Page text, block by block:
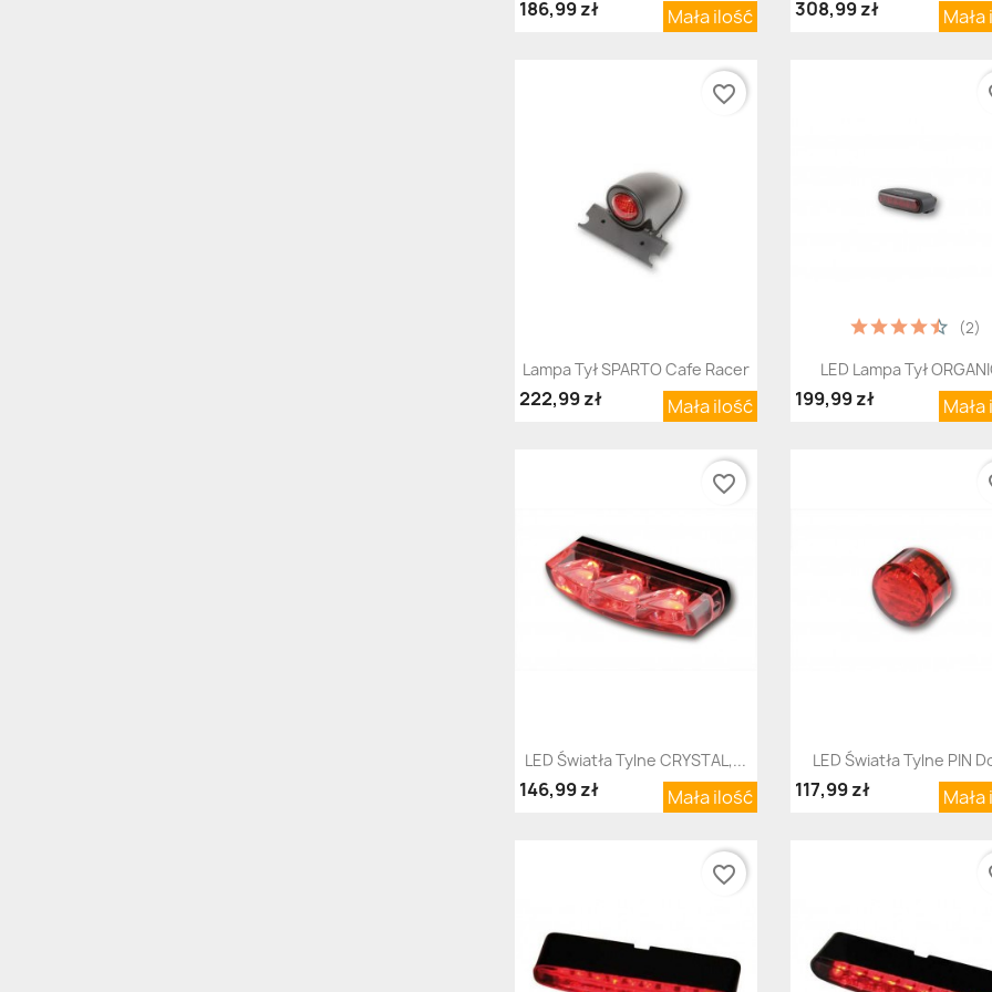
Mała ilość
186,99 zł 308,99 zł
Szybki podgląd
Lampa Tył SPARTO Cafe Racer
Mała ilość
222,99 zł
favorite_border
 Szybki podgląd
LED Lampa Tył
199,99 zł
(2)
Szybki podgląd
LED Światła Tylne CRYSTAL,...
Mała ilość
146,99 zł
favorite_border
Szybki podgląd
LED Światła Tylne PIN
117,99 zł
favorite_border